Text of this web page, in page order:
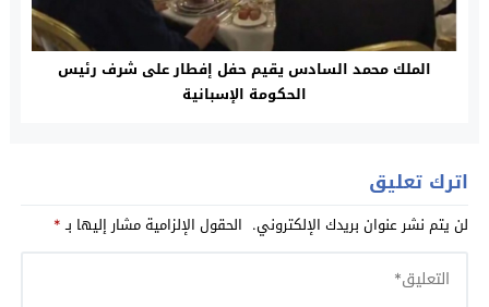
الملك محمد السادس يقيم حفل إفطار على شرف رئيس
الحكومة الإسبانية
اترك تعليق
لن يتم نشر عنوان بريدك الإلكتروني. الحقول الإلزامية مشار إليها بـ*